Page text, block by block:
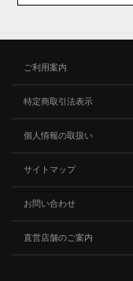
ご利用案内
特定商取引法表示
個人情報の取扱い
サイトマップ
お問い合わせ
直営店舗のご案内